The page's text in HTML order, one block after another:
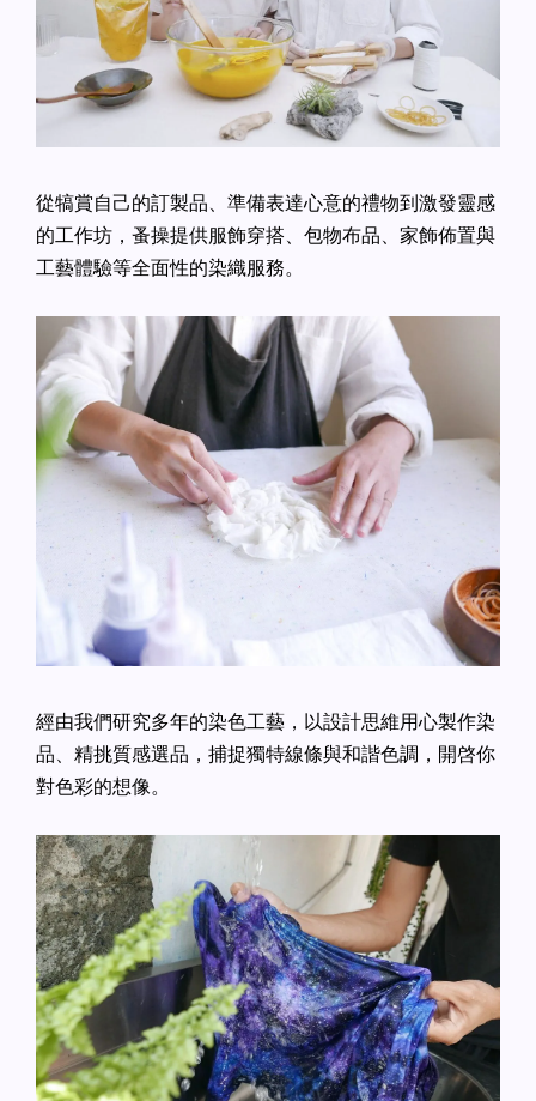
從犒賞自己的訂製品、準備表達心意的禮物到激發靈感
的工作坊，蚤操提供服飾穿搭、包物布品、家飾佈置與
工藝體驗等全面性的染織服務。
經由我們研究多年的染色工藝，以設計思維用心製作染
品、精挑質感選品，捕捉獨特線條與和諧色調，開啓你
對色彩的想像。